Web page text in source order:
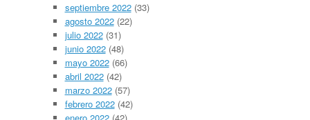
septiembre 2022(33)
agosto 2022(22)
julio 2022(31)
junio 2022(48)
mayo 2022(66)
abril 2022(42)
marzo 2022(57)
febrero 2022(42)